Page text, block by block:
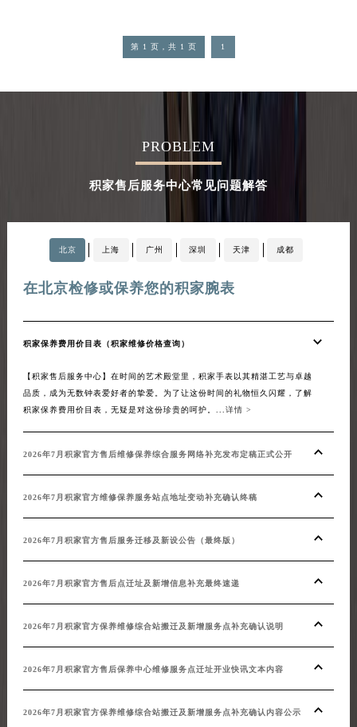
第 1 页，共 1 页 1
PROBLEM
积家售后服务中心常见问题解答
北京 上海 广州 深圳 天津 成都
在北京检修或保养您的积家腕表
积家保养费用价目表（积家维修价格查询）
【积家售后服务中心】在时间的艺术殿堂里，积家手表以其精湛工艺与卓越
品质，成为无数钟表爱好者的挚爱。为了让这份时间的礼物恒久闪耀，了解
积家保养费用价目表，无疑是对这份珍贵的呵护。... 详情 >
2026年7月积家官方售后维修保养综合服务网络补充发布定稿正式公开
2026年7月积家官方维修保养服务站点地址变动补充确认终稿
2026年7月积家官方售后服务迁移及新设公告（最终版）
2026年7月积家官方售后点迁址及新增信息补充最终速递
2026年7月积家官方保养维修综合站搬迁及新增服务点补充确认说明
2026年7月积家官方售后保养中心维修服务点迁址开业快讯文本内容
2026年7月积家官方保养维修综合站搬迁及新增服务点补充确认内容公示